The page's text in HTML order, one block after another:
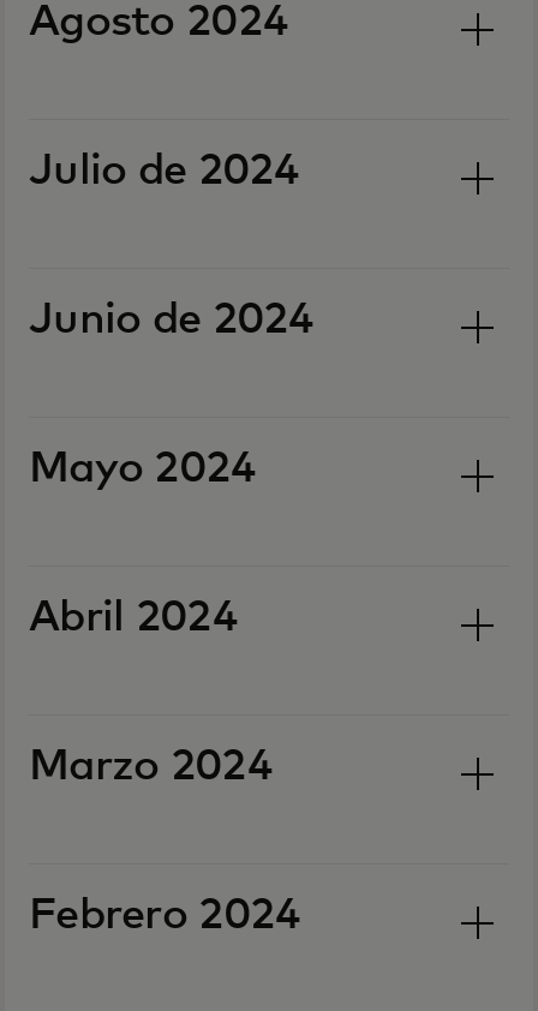
Agosto 2024
Julio de 2024
Junio de 2024
Mayo 2024
Abril 2024
Marzo 2024
Febrero 2024